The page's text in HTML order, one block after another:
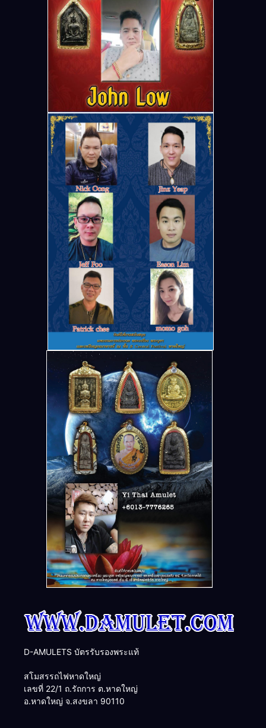
D-AMULETS บัตรรับรองพระแท้
สโมสรรถไฟหาดใหญ่
เลขที่ 22/1 ถ.รัถการ ต.หาดใหญ่
อ.หาดใหญ่ จ.สงขลา 90110